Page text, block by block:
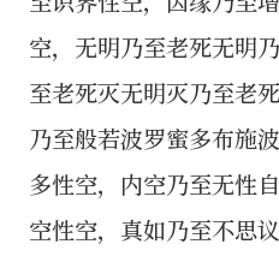
空，无明乃至老死无明
至老死灭无明灭乃至老
乃至般若波罗蜜多布施
多性空，内空乃至无性
空性空，真如乃至不思